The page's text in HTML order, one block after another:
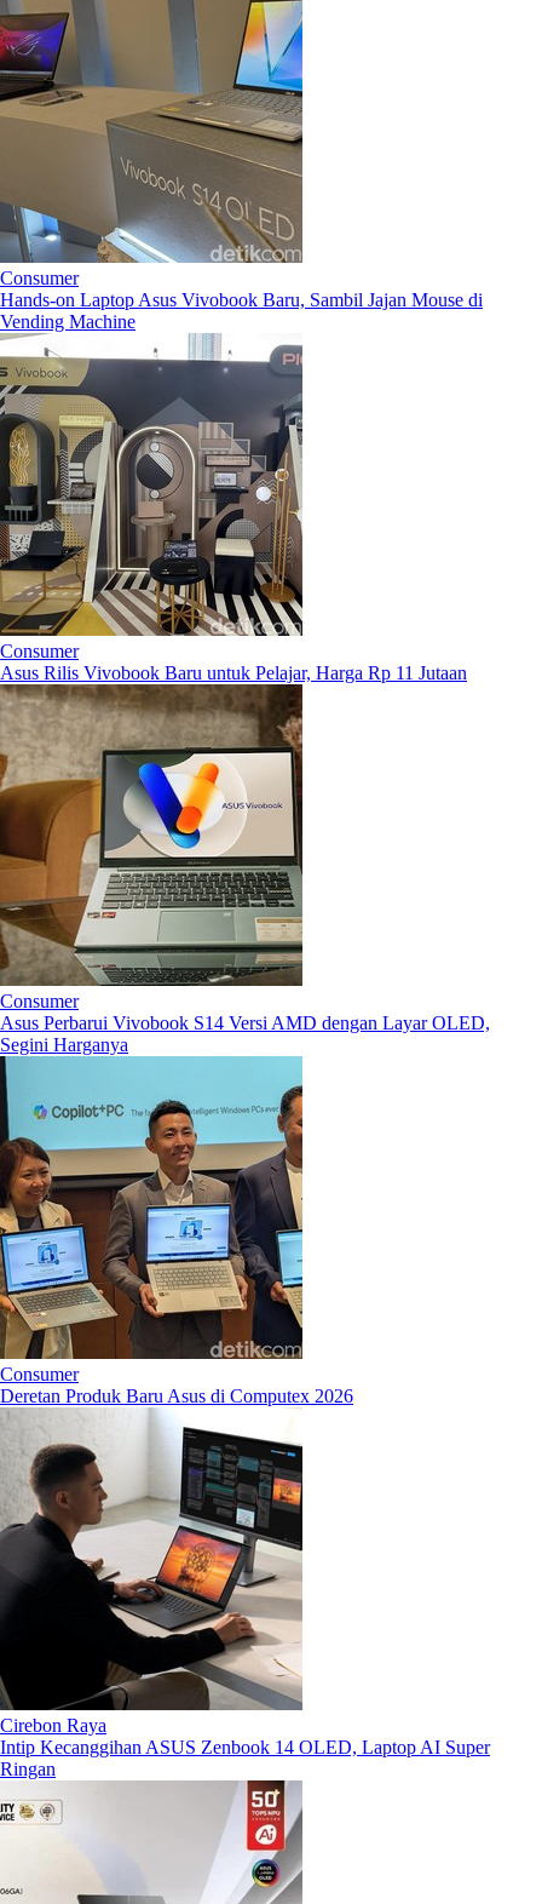
Consumer
Hands-on Laptop Asus Vivobook Baru, Sambil Jajan Mouse di
Vending Machine
Consumer
Asus Rilis Vivobook Baru untuk Pelajar, Harga Rp 11 Jutaan
Consumer
Asus Perbarui Vivobook S14 Versi AMD dengan Layar OLED,
Segini Harganya
Consumer
Deretan Produk Baru Asus di Computex 2026
Cirebon Raya
Intip Kecanggihan ASUS Zenbook 14 OLED, Laptop AI Super
Ringan